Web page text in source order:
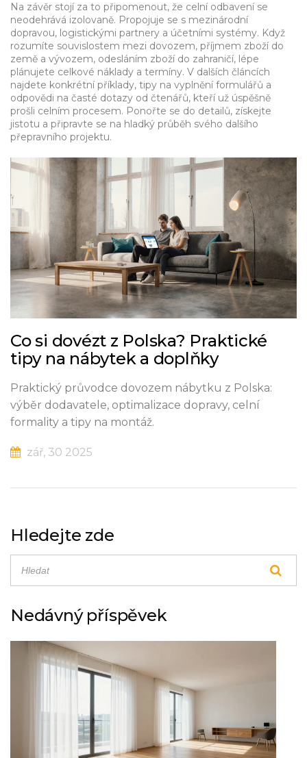
Na závěr stojí za to připomenout, že celní odbavení se
neodehrává izolovaně. Propojuje se s mezinárodní
dopravou, logistickými partnery a účetními systémy. Když
rozumíte souvislostem mezi dovozem, příjmem zboží do
země a vývozem, odesláním zboží do zahraničí, lépe
plánujete celkové náklady a termíny. V dalších článcích
najdete konkrétní příklady, tipy na vyplnění formulářů a
odpovědi na časté dotazy od čtenářů, kteří už úspěšně
prošli celním procesem. Ponořte se do detailů, získejte
jistotu a připravte se na hladký průběh svého dalšího
přepravního projektu.
Co si dovézt z Polska? Praktické
tipy na nábytek a doplňky
Praktický průvodce dovozem nábytku z Polska:
výběr dodavatele, optimalizace dopravy, celní
formality a tipy na montáž.
zář, 30 2025
Hledejte zde
Nedávný příspěvek